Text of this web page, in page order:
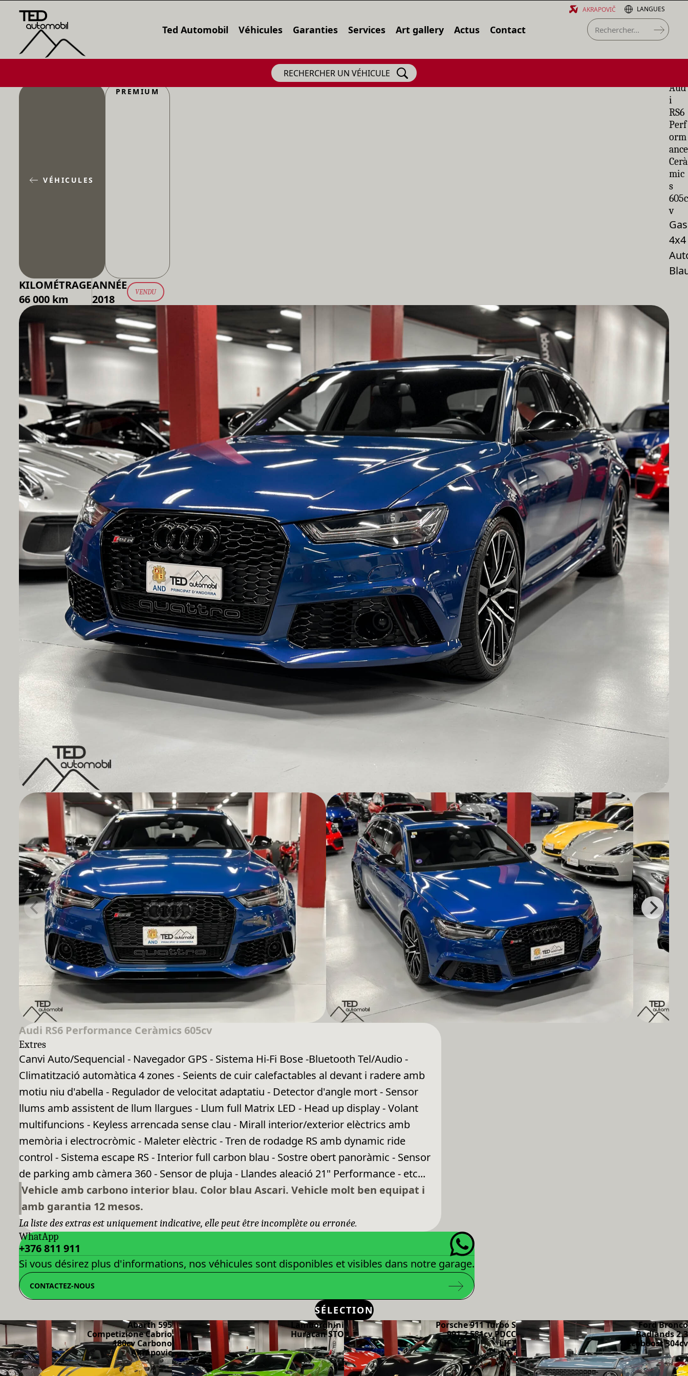
Ted Automobil Véhicules Garanties Services Art gallery Actus Contact
LANGUES
AKRAPOVIČ
RECHERCHER UN VÉHICULE
VÉHICULES
PREMIUM
Aud
i
RS6
Perf
orm
ance
Cerà
mic
s
605c
v
4x4
KILOMÉTRAGE
66 000 km
ANNÉE
2018
VENDU
Audi RS6 Performance Ceràmics 605cv
Extres
Canvi Auto/Sequencial - Navegador GPS - Sistema Hi-Fi Bose -Bluetooth Tel/Audio -
Climatització automàtica 4 zones - Seients de cuir calefactables al devant i radere amb
motiu niu d'abella - Regulador de velocitat adaptatiu - Detector d'angle mort - Sensor
llums amb assistent de llum llargues - Llum full Matrix LED - Head up display - Volant
multifuncions - Keyless arrencada sense clau - Mirall interior/exterior elèctrics amb
memòria i electrocròmic - Maleter elèctric - Tren de rodadge RS amb dynamic ride
control - Sistema escape RS - Interior full carbon blau - Sostre obert panoràmic - Sensor
de parking amb càmera 360 - Sensor de pluja - Llandes aleació 21" Performance - etc...
Vehicle amb carbono interior blau. Color blau Ascari. Vehicle molt ben equipat i
amb garantia 12 mesos.
La liste des extras est uniquement indicative, elle peut être incomplète ou erronée.
WhatApp
+376 811 911
Si vous désirez plus d'informations, nos véhicules sont disponibles et visibles dans notre garage.
CONTACTEZ-NOUS
SÉLECTION
Abarth 595
Competizione Cabrio
180cv Carbono
Akrapovic
Lamborghini
Huracan STO
Porsche 911 Turbo S
991.2 581cv PDCC
LIFT
Ford Bronco
Badlands 2.3
Ecoboost 304cv